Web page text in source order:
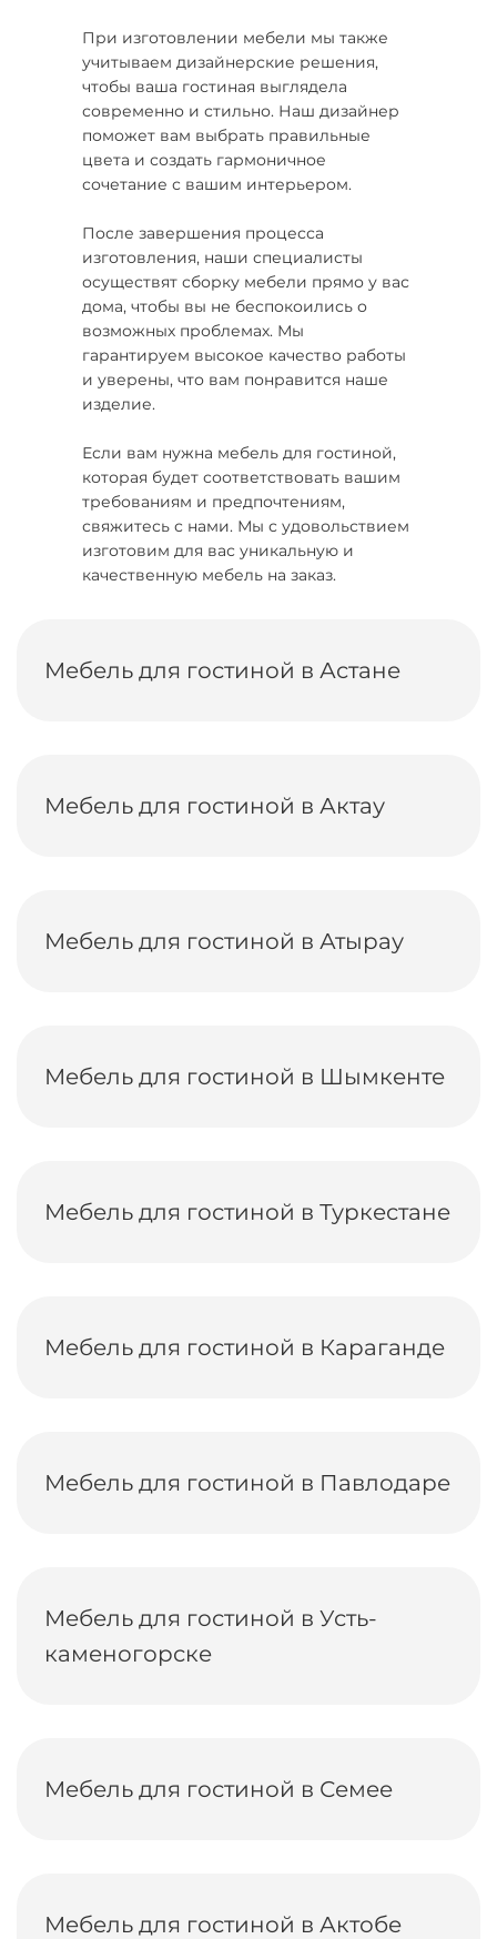
При изготовлении мебели мы также
учитываем дизайнерские решения,
чтобы ваша гостиная выглядела
современно и стильно. Наш дизайнер
поможет вам выбрать правильные
цвета и создать гармоничное
сочетание с вашим интерьером.
После завершения процесса
изготовления, наши специалисты
осуществят сборку мебели прямо у вас
дома, чтобы вы не беспокоились о
возможных проблемах. Мы
гарантируем высокое качество работы
и уверены, что вам понравится наше
изделие.
Если вам нужна мебель для гостиной,
которая будет соответствовать вашим
требованиям и предпочтениям,
свяжитесь с нами. Мы с удовольствием
изготовим для вас уникальную и
качественную мебель на заказ.
Мебель для гостиной в Астане
Мебель для гостиной в Актау
Мебель для гостиной в Атырау
Мебель для гостиной в Шымкенте
Мебель для гостиной в Туркестане
Мебель для гостиной в Караганде
Мебель для гостиной в Павлодаре
Мебель для гостиной в Усть-
каменогорске
Мебель для гостиной в Семее
Мебель для гостиной в Актобе